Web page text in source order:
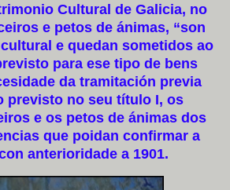
Cultural de Galicia, no
e petos de ánimas, “son
e quedan sometidos ao
para ese tipo de bens
da tramitación previa
previsto no seu título I, os
e os petos de ánimas dos
que poidan confirmar a
anterioridade a 1901.